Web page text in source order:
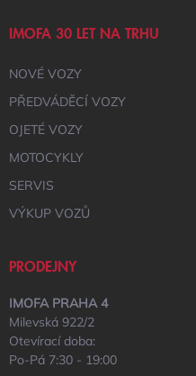
IMOFA 30 LET NA TRHU
NOVÉ VOZY
PŘEDVÁDĚCÍ VOZY
OJETÉ VOZY
MOTOCYKLY
SERVIS
VÝKUP VOZŮ
PRODEJNY
IMOFA PRAHA 4
Milevská 922/2
Otevírací doba:
Po-Pá 7:30 - 19:00